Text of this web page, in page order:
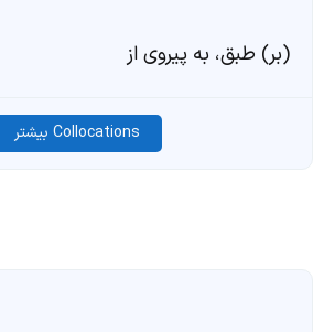
(بر) طبق، به پیروی از
Collocations بیشتر